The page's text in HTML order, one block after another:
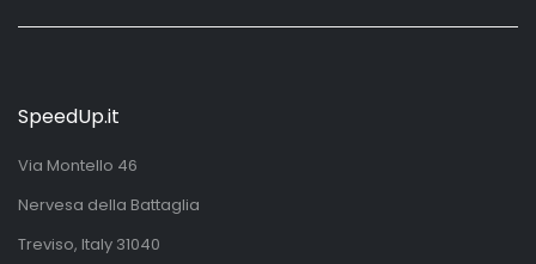
SpeedUp.it
Via Montello 46
Nervesa della Battaglia
Treviso, Italy 31040